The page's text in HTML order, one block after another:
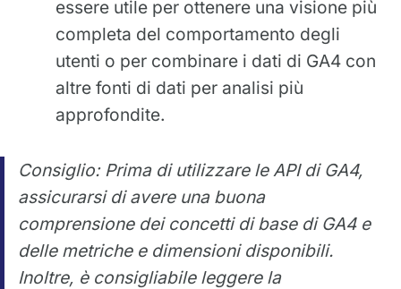
essere utile per ottenere una visione più
completa del comportamento degli
utenti o per combinare i dati di GA4 con
altre fonti di dati per analisi più
approfondite.
Consiglio: Prima di utilizzare le API di GA4,
assicurarsi di avere una buona
comprensione dei concetti di base di GA4 e
delle metriche e dimensioni disponibili.
Inoltre, è consigliabile leggere la